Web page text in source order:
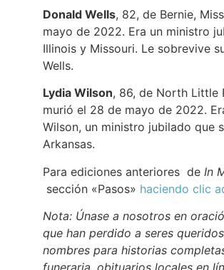
Donald Wells, 82, de Bernie,
mayo de 2022. Era un ministro
Illinois y Missouri. Le sobrevive
Wells.
Lydia Wilson, 86, de North Little
murió el 28 de mayo de 2022.
Wilson, un ministro jubilado que
Arkansas.
Para ediciones anteriores de In
sección «Pasos» haciendo clic
Nota: Únase a nosotros en
que han perdido a seres
nombres para historias